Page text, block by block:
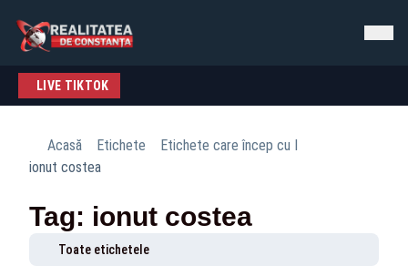
LIVE TIKTOK
Acasă Etichete
Etichete care încep cu I
ionut costea
Tag: ionut costea
Toate etichetele